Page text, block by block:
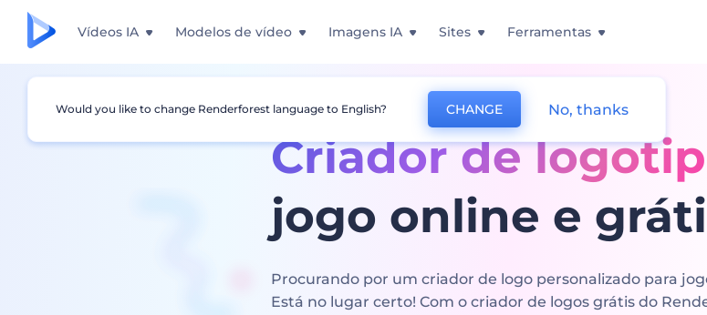
Vídeos IA Modelos de vídeo Imagens IA Sites Ferramentas
Criador de
jogo online e
Procurando por um criador de logo personalizado para
Está no lugar certo! Com o criador de logos grátis do
Would you like to change Renderforest language to English? CHANGE No, thanks